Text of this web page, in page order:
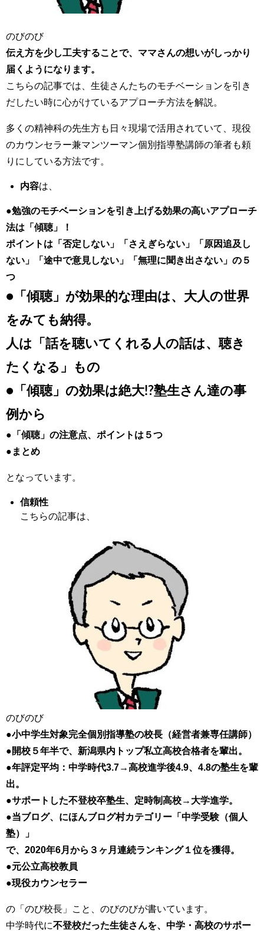
のびのび
伝え方を少し工夫することで、ママさんの想いがしっかり
届くようになります。
こちらの記事では、生徒さんたちのモチベーションを引き
だしたい時に心がけているアプローチ方法を解説。
多くの精神科の先生方も日々現場で活用されていて、現役
のカウンセラー兼マンツーマン個別指導塾講師の筆者も頼
りにしている方法です。
内容は、
●勉強のモチベーションを引き上げる効果の高いアプローチ
法は「傾聴」！
ポイントは「否定しない」「さえぎらない」「原因追及し
ない」「途中で意見しない」「無理に聞き出さない」の５
つ
●「傾聴」が効果的な理由は、大人の世界
をみても納得。
人は「話を聴いてくれる人の話は、聴き
たくなる」もの
●「傾聴」の効果は絶大!?塾生さん達の事
例から
●「傾聴」の注意点、ポイントは５つ
●まとめ
となっています。
信頼性
こちらの記事は、
のびのび
●小中学生対象完全個別指導塾の校長（経営者兼専任講師）
●開校５年半で、新潟県内トップ私立高校合格者を輩出。
●年評定平均：中学時代3.7→高校進学後4.9、4.8の塾生を輩
出。
●サポートした不登校卒塾生、定時制高校→大学進学。
●当ブログ、にほんブログ村カテゴリー「中学受験（個人
塾）」
で、2020年6月から３ヶ月連続ランキング１位を獲得。
●元公立高校教員
●現役カウンセラー
の「のび校長」こと、のびのびが書いています。
中学時代に不登校だった生徒さんを、中学・高校のサポー